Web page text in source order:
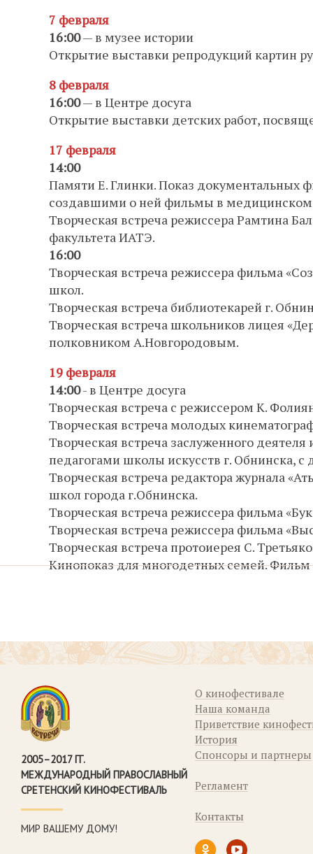
7 февраля
16:00— в музее истории
Открытие выставки репродукций картин
8 февраля
16:00— в Центре досуга
Открытие выставки детских работ,
17 февраля
14:00
Памяти Е. Глинки. Показ документальных
создавшими о ней фильмы в медицинском
Творческая встреча режиссера Рамтина
факультета ИАТЭ.
16:00
Творческая встреча режиссера фильма
школ.
Творческая встреча библиотекарей г.
Творческая встреча школьников лицея
полковником А.Новгородовым.
19 февраля
14:00- в Центре досуга
Творческая встреча с режиссером К.
Творческая встреча молодых
Творческая встреча заслуженного
педагогами школы искусств г. Обнинска,
Творческая встреча редактора журнала
школ города г.Обнинска.
Творческая встреча режиссера фильма
Творческая встреча режиссера фильма
Творческая встреча протоиерея С.
Кинопоказ для многодетных семей.
2005–2017 ГГ.
МЕЖДУНАРОДНЫЙ ПРАВОСЛАВНЫЙ
СРЕТЕНСКИЙ КИНОФЕСТИВАЛЬ
МИР ВАШЕМУ ДОМУ!
О кинофестивале
Наша команда
Приветствие
История
Спонсоры и партнеры
Регламент
Контакты